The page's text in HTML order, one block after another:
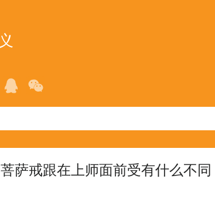
萨戒跟在上师面前受有什么不同